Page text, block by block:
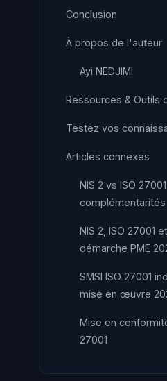
Conclusion
À propos de l'auteur
Ayi NEDJIMI
Ressources & Outils
Testez vos
Articles connexes
NIS 2 vs ISO
complémentarités
NIS 2, ISO 27001
démarche PME
SMSI ISO 27001
mise en œuvre
Mise en
27001